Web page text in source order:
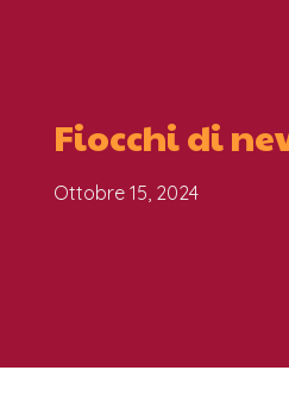
Fiocchi di
Ottobre 15, 2024